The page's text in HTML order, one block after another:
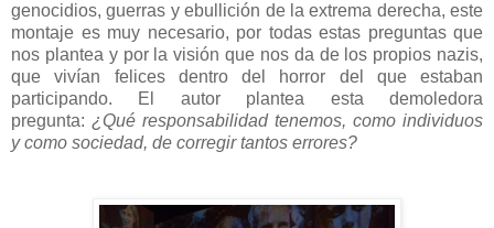
genocidios, guerras y ebullición de la extrema derecha, este
montaje es muy necesario, por todas estas preguntas que
nos plantea y por la visión que nos da de los propios nazis,
que vivían felices dentro del horror del que estaban
participando. El autor plantea esta demoledora
pregunta: ¿Qué responsabilidad tenemos, como individuos
y como sociedad, de corregir tantos errores?